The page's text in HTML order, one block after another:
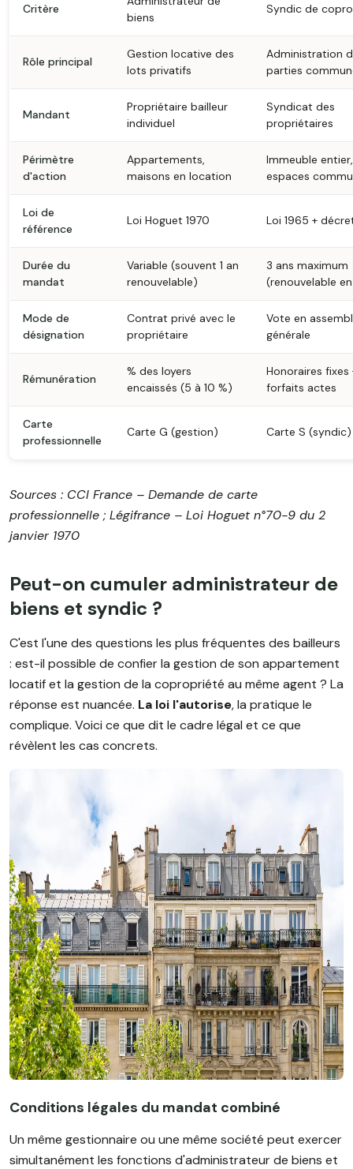
Critère
biens
Syndic de
Rôle principal
Gestion locative des
lots privatifs
Administration
parties
Mandant
Propriétaire bailleur
individuel
Syndicat des
propriétaires
Périmètre
d'action
Appartements,
maisons en location
Immeuble entier,
espaces
Loi de
référence
Loi Hoguet 1970 Loi 1965 +
Durée du
mandat
Variable (souvent 1 an
renouvelable)
3 ans maximum
(renouvelable
Mode de
désignation
Contrat privé avec le
propriétaire
Vote en
générale
Rémunération
% des loyers
encaissés (5 à 10 %)
Honoraires fixes
forfaits actes
Carte
professionnelle
Carte G (gestion) Carte S (syndic)
Sources : CCI France – Demande de carte
professionnelle ; Légifrance – Loi Hoguet n°70-9 du 2
janvier 1970
Peut-on cumuler administrateur de
biens et syndic ?
C'est l'une des questions les plus fréquentes des bailleurs
: est-il possible de confier la gestion de son appartement
locatif et la gestion de la copropriété au même agent ? La
réponse est nuancée. La loi l'autorise, la pratique le
complique. Voici ce que dit le cadre légal et ce que
révèlent les cas concrets.
Conditions légales du mandat combiné
Un même gestionnaire ou une même société peut exercer
simultanément les fonctions d'administrateur de biens et